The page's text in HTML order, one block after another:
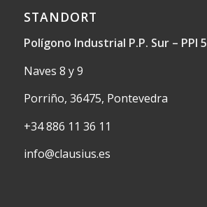
STANDORT
Polígono Industrial P.P. Sur – PPI 5
Naves 8 y 9
Porriño, 36475, Pontevedra
+34 886 11 36 11
info@clausius.es